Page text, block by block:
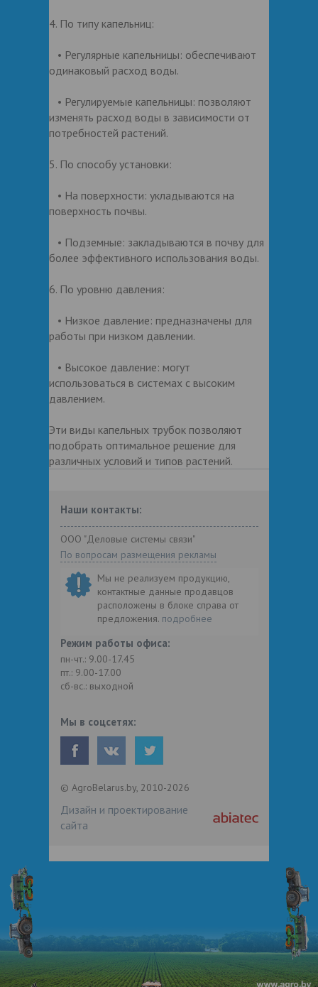
4. По типу капельниц:
• Регулярные капельницы: обеспечивают
одинаковый расход воды.
• Регулируемые капельницы: позволяют
изменять расход воды в зависимости от
потребностей растений.
5. По способу установки:
• На поверхности: укладываются на
поверхность почвы.
• Подземные: закладываются в почву для
более эффективного использования воды.
6. По уровню давления:
• Низкое давление: предназначены для
работы при низком давлении.
• Высокое давление: могут
использоваться в системах с высоким
давлением.
Эти виды капельных трубок позволяют
подобрать оптимальное решение для
различных условий и типов растений.
Наши контакты:
ООО "Деловые системы связи"
По вопросам размещения рекламы
Мы не реализуем продукцию,
контактные данные продавцов
расположены в блоке справа от
предложения. подробнее
Режим работы офиса:
пн-чт.: 9.00-17.45
пт.: 9.00-17.00
сб-вс.: выходной
Мы в соцсетях:
© AgroBelarus.by, 2010-2026
Дизайн и проектирование
сайта